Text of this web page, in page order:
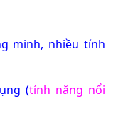
minh, nhiều tính
(tính năng nổi